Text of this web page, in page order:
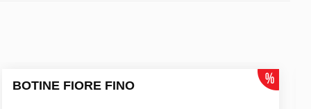
BOTINE FIORE FINO